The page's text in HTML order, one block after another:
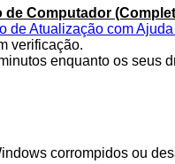
Computador
de Atualização com
verificação.
enquanto os seus
corrompidos ou